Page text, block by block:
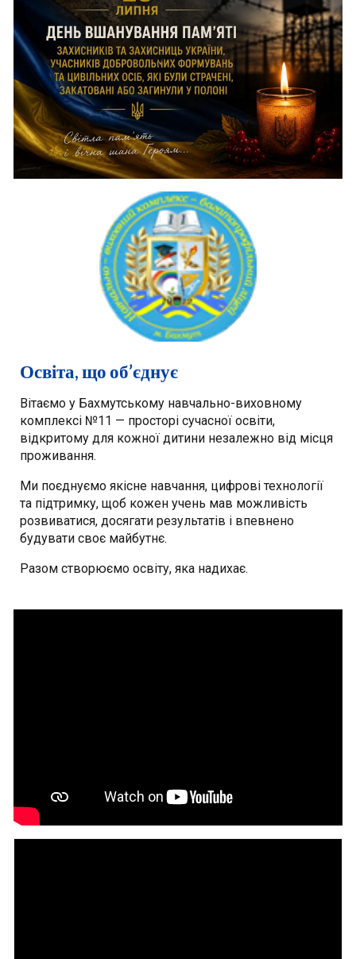
Освіта, що об’єднує
Вітаємо у Бахмутському навчально-виховному
комплексі №11 — просторі сучасної освіти,
відкритому для кожної дитини незалежно від місця
проживання.
Ми поєднуємо якісне навчання, цифрові технології
та підтримку, щоб кожен учень мав можливість
розвиватися, досягати результатів і впевнено
будувати своє майбутнє.
Разом створюємо освіту, яка надихає.